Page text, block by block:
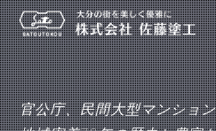
官公庁、民間大型マンショ